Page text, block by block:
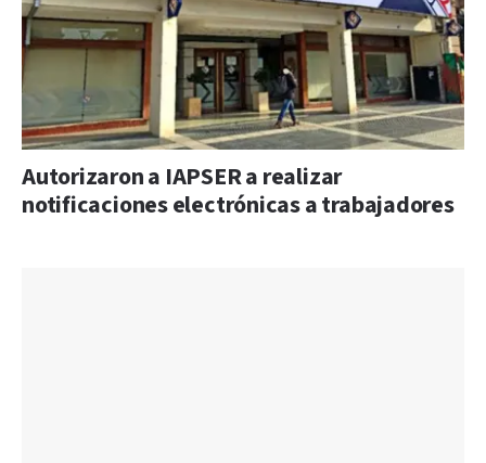
Autorizaron a IAPSER a realizar
notificaciones electrónicas a trabajadores